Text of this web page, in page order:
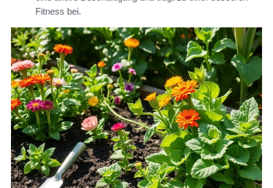
Fitness bei.